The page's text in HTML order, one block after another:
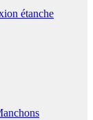
étanche